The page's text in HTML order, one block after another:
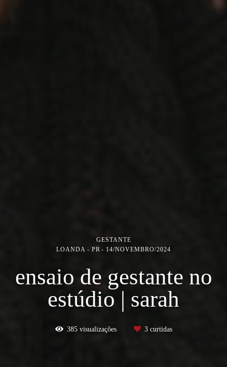
GESTANTE
LOANDA - PR
14/NOVEMBRO/2024
ensaio de gestante no
estúdio | sarah
385visualizações 3curtidas